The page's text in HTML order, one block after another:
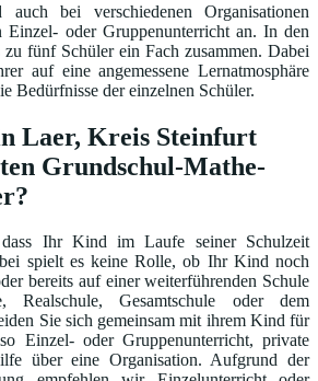
bei verschiedenen Organisationen
Einzel- oder Gruppenunterricht an. In den
zu fünf Schüler ein Fach zusammen. Dabei
auf eine angemessene Lernatmosphäre
Bedürfnisse der einzelnen Schüler.
Laer, Kreis Steinfurt
Grundschul-Mathe-
Ihr Kind im Laufe seiner Schulzeit
spielt es keine Rolle, ob Ihr Kind noch
bereits auf einer weiterführenden Schule
Realschule, Gesamtschule oder dem
Sie sich gemeinsam mit ihrem Kind für
Einzel- oder Gruppenunterricht, private
über eine Organisation. Aufgrund der